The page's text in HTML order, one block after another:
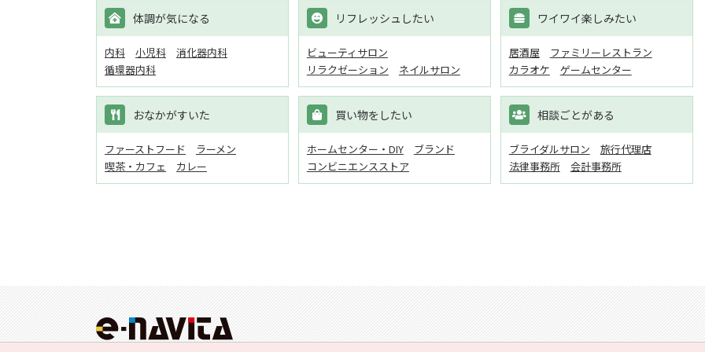
体調が気になる
内科 小児科
消化器内科
循環器内科
リフレッシュしたい
ビューティサロン
リラクゼーション
ネイルサロン
ワイワイ楽しみたい
居酒屋
ファミリーレストラン
カラオケ
ゲームセンター
おなかがすいた
ファーストフード
ラーメン
喫茶・カフェ
カレー
買い物をしたい
ホームセンター・DIY
ブランド
コンビニエンスストア
相談ごとがある
ブライダルサロン
旅行代理店
法律事務所
会計事務所